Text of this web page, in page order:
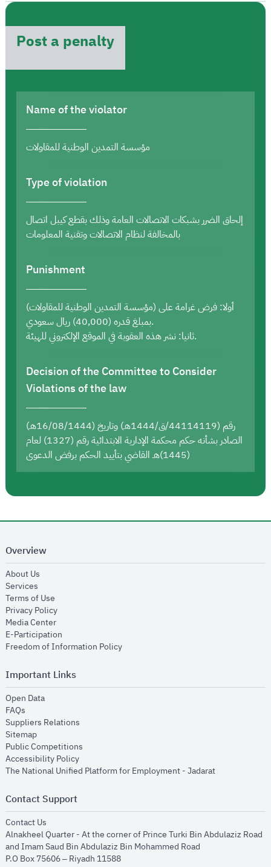
Post a penalty
Name of the violator
مؤسسة التمدين الوطنية للمقاولات
Type of violation
إلحاق الضرر بشبكات الاتصالات العامة وذلك بقطع كيبل اتصال
بالمخالفة لنظام الاتصالات وتقنية المعلومات
Punishment
أولا: فرض غرامة على (مؤسسة التمدين الوطنية للمقاولات)
بمبلغ قدره (40,000) ريال سعودي.
ثانيا: نشر هذه العقوبة في الموقع الإلكتروني للهيئة.
Decision of the Committee to Consider
Violations of the law
رقم (44114119/ق/1444هـ) وتاريخ (16/08/1444هـ)
الصادر بشأنه حكم محكمة الإدارية الابتدائية رقم (1327) لعام
(1445)هـ القاضي بتأييد الحكم برفض الدعوى
Overview
About Us
Services
Terms of Use
Privacy Policyopens in new window
Media Centeropens in new window
E-Participation
Freedom of Information Policyopens in new window
Important Links
Open Dataopens in new window
FAQs
Suppliers Relations
Sitemapopens in new window
Public Competitions
Accessibility Policyopens in new window
The National Unified Platform for Employment - Jadaratopens in new
Contact Support
Contact Us
Alnakheel Quarter - At the corner of Prince Turki Bin Abdulaziz Road
and Imam Saud Bin Abdulaziz Bin Mohammed Road​
P.O Box 75606 – Riyadh 11588